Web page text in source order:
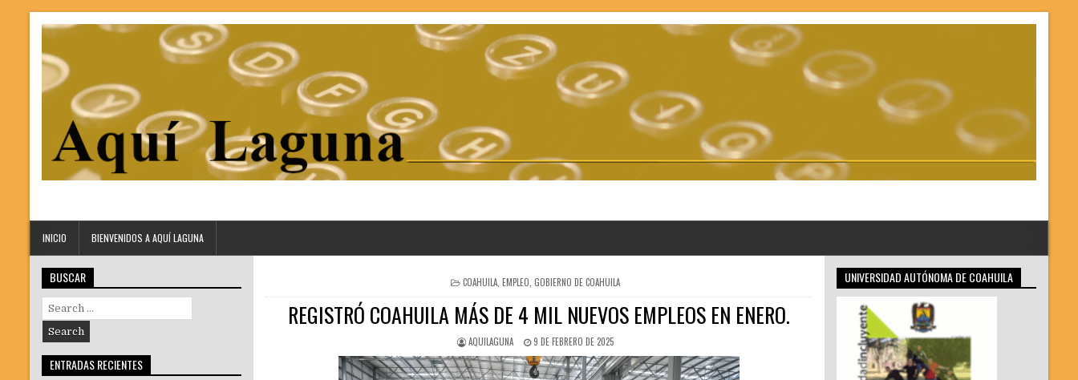
INICIO BIENVENIDOS A AQUÍ LAGUNA
POSTED
IN
COAHUILA, EMPLEO, GOBIERNO DE COAHUILA
REGISTRÓ COAHUILA MÁS DE 4 MIL NUEVOS EMPLEOS EN ENERO.
AQUILAGUNA 9 DE FEBRERO DE 2025
BUSCAR
Search
for:
ENTRADAS RECIENTES
UNIVERSIDAD AUTÓNOMA DE COAHUILA